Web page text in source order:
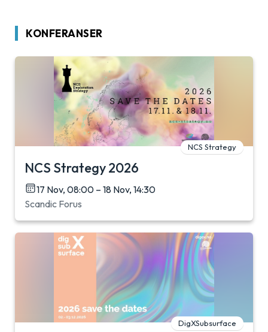
KONFERANSER
NCS Strategy
NCS Strategy 2026
17 Nov, 08:00 – 18 Nov, 14:30
Scandic Forus
DigXSubsurface